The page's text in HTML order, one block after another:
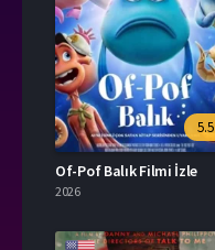
5.5
Of-Pof Balık Filmi İzle
2026